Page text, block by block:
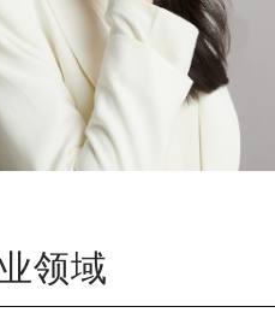
领域